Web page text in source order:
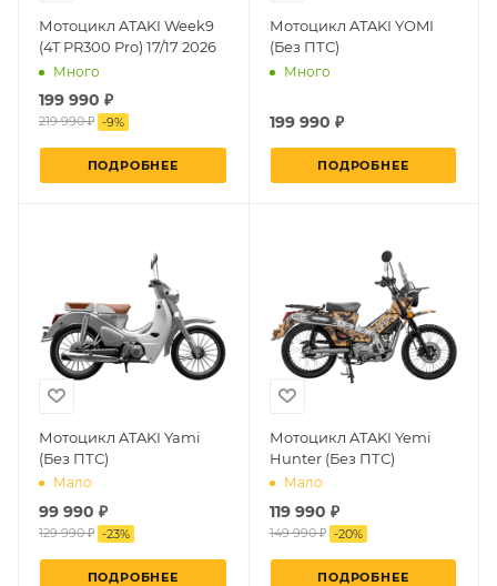
Мотоцикл ATAKI Week9
(4T PR300 Pro) 17/17 2026
Много
199 990 ₽
219 990 ₽ -9%
ПОДРОБНЕЕ
Мотоцикл ATAKI YOMI
(Без ПТС)
Много
199 990 ₽
ПОДРОБНЕЕ
Мотоцикл ATAKI Yami
(Без ПТС)
Мало
99 990 ₽
129 990 ₽ -23%
ПОДРОБНЕЕ
Мотоцикл ATAKI Yemi
Hunter (Без ПТС)
Мало
119 990 ₽
149 990 ₽ -20%
ПОДРОБНЕЕ